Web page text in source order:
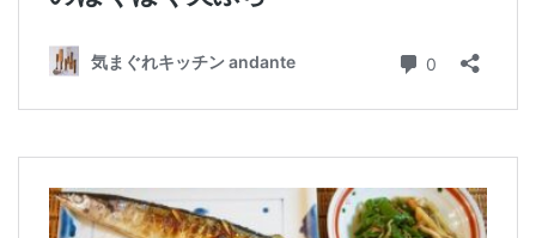
等)
行事食(おせち・ハロウィン・クリスマス・雛祭り・子
乾物・海藻・麩料理